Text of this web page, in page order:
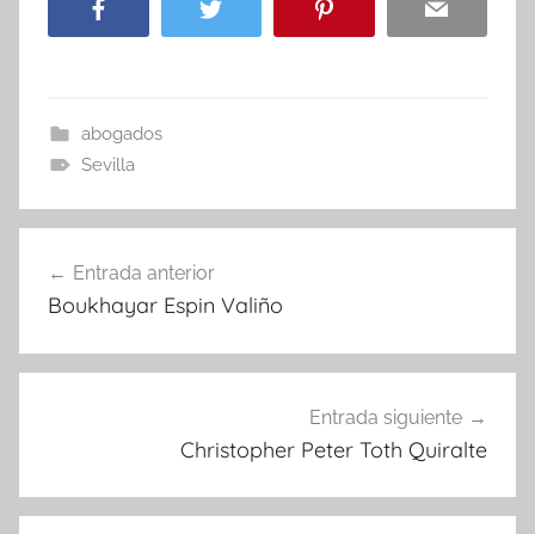
abogados
Sevilla
de
Entrada anterior
Boukhayar Espin Valiño
Entrada siguiente
Christopher Peter Toth Quiralte